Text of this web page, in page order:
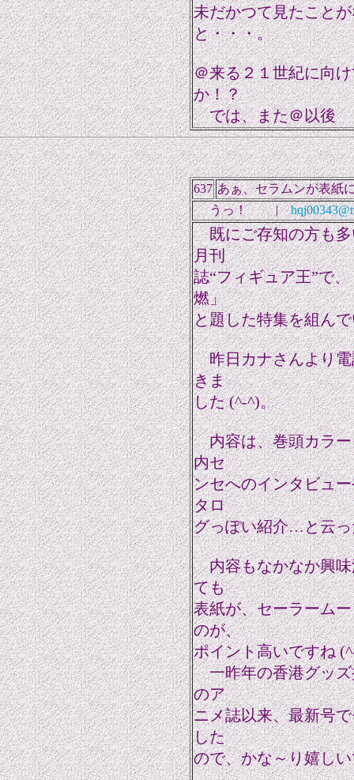
未だかつて見たこと
と・・・。
＠来る２１世紀に向
か！？
では、また＠以後
637 あぁ、セラムンが表紙
うっ！ |
既にご存知の方も多
月刊
誌“フィギュア王”で
燃」
と題した特集を組ん
昨日カナさんより電
きま
した (^-^)。
内容は、巻頭カラー
内セ
ンセへのインタビュ
タロ
グっぽい紹介…と云
内容もなかなか興味
ても
表紙が、セーラーム
のが、
ポイント高いですね
一昨年の香港グッズ
のア
ニメ誌以来、最新号
した
ので、かな～り嬉し